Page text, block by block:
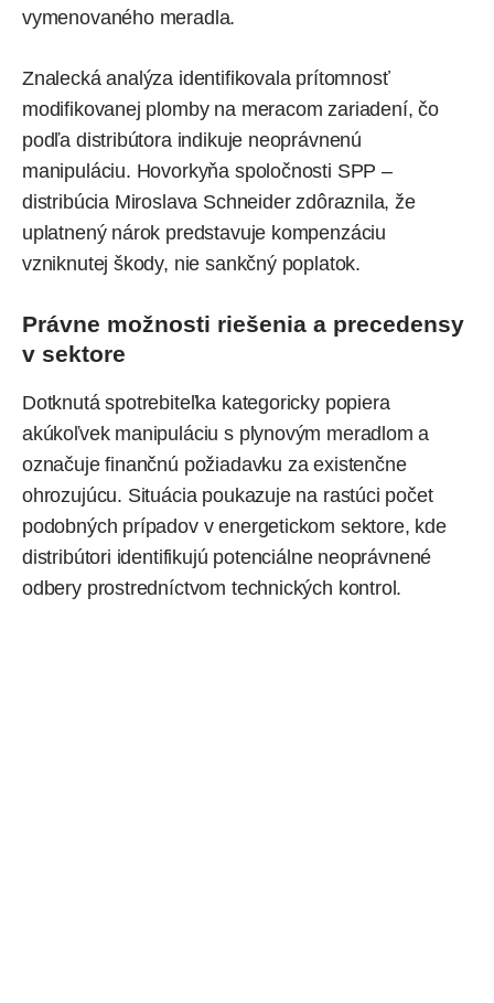
vymenovaného meradla.
Znalecká analýza identifikovala prítomnosť
modifikovanej plomby na meracom zariadení, čo
podľa distribútora indikuje neoprávnenú
manipuláciu. Hovorkyňa spoločnosti SPP –
distribúcia Miroslava Schneider zdôraznila, že
uplatnený nárok predstavuje kompenzáciu
vzniknutej škody, nie sankčný poplatok.
Právne možnosti riešenia a precedensy
v sektore
Dotknutá spotrebiteľka kategoricky popiera
akúkoľvek manipuláciu s plynovým meradlom a
označuje finančnú požiadavku za existenčne
ohrozujúcu. Situácia poukazuje na rastúci počet
podobných prípadov v energetickom sektore, kde
distribútori identifikujú potenciálne neoprávnené
odbery prostredníctvom technických kontrol.